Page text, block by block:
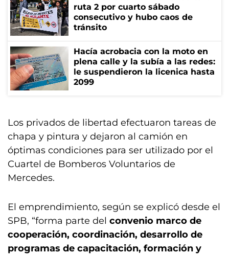
ruta 2 por cuarto sábado
consecutivo y hubo caos de
tránsito
Hacía acrobacia con la moto en
plena calle y la subía a las redes:
le suspendieron la licenica hasta
2099
Los privados de libertad efectuaron tareas de
chapa y pintura y dejaron al camión en
óptimas condiciones para ser utilizado por el
Cuartel de Bomberos Voluntarios de
Mercedes.
El emprendimiento, según se explicó desde el
SPB, “forma parte del convenio marco de
cooperación, coordinación, desarrollo de
programas de capacitación, formación y